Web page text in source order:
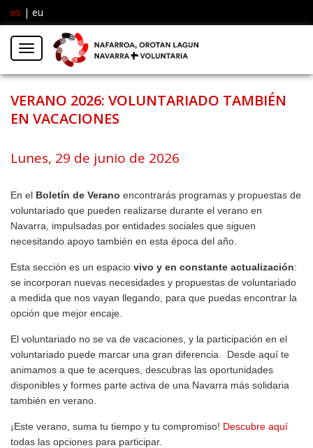
es | eu
Menú
VERANO 2026: VOLUNTARIADO TAMBIÉN
EN VACACIONES
Lunes, 29 de junio de 2026
En el Boletín de Verano encontrarás programas y propuestas de
voluntariado que pueden realizarse durante el verano en
Navarra, impulsadas por entidades sociales que siguen
necesitando apoyo también en esta época del año.
Esta sección es un espacio vivo y en constante actualización:
se incorporan nuevas necesidades y propuestas de voluntariado
a medida que nos vayan llegando, para que puedas encontrar la
opción que mejor encaje.
El voluntariado no se va de vacaciones, y la participación en el
voluntariado puede marcar una gran diferencia. Desde aquí te
animamos a que te acerques, descubras las oportunidades
disponibles y formes parte activa de una Navarra más solidaria
también en verano.
¡Este verano, suma tu tiempo y tu compromiso! Descubre aquí
todas las opciones para participar.